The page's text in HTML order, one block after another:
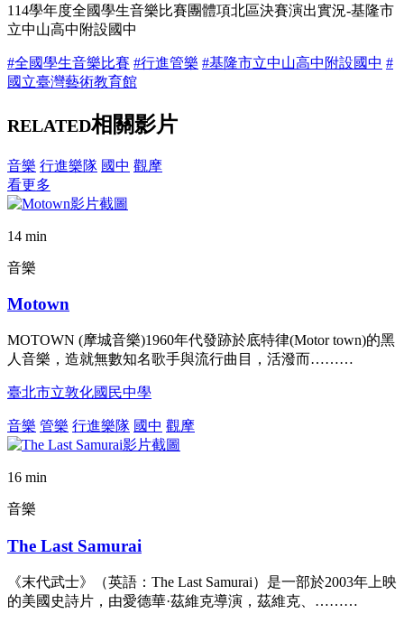
114學年度全國學生音樂比賽團體項北區決賽演出實況-基隆市
立中山高中附設國中
#全國學生音樂比賽 #行進管樂 #基隆市立中山高中附設國中 #
國立臺灣藝術教育館
RELATED相關影片
音樂 行進樂隊 國中 觀摩
看更多
14 min
音樂
Motown
MOTOWN (摩城音樂)1960年代發跡於底特律(Motor town)的黑
人音樂，造就無數知名歌手與流行曲目，活潑而………
臺北市立敦化國民中學
音樂 管樂 行進樂隊 國中 觀摩
16 min
音樂
The Last Samurai
《末代武士》（英語：The Last Samurai）是一部於2003年上映
的美國史詩片，由愛德華·茲維克導演，茲維克、………